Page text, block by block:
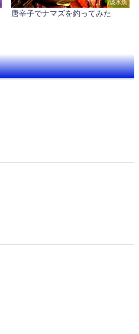
淡水魚
唐辛子でナマズを釣ってみた